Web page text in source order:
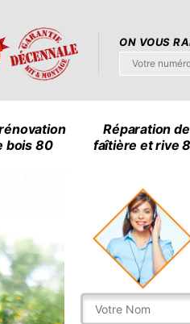
ON VOUS
bois 80
Réparation de
faîtière et rive